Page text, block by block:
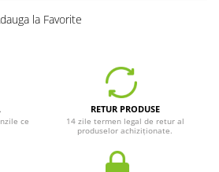
la Favorite
ce
RETUR PRODUSE
14 zile termen legal de retur al
produselor achiziționate.